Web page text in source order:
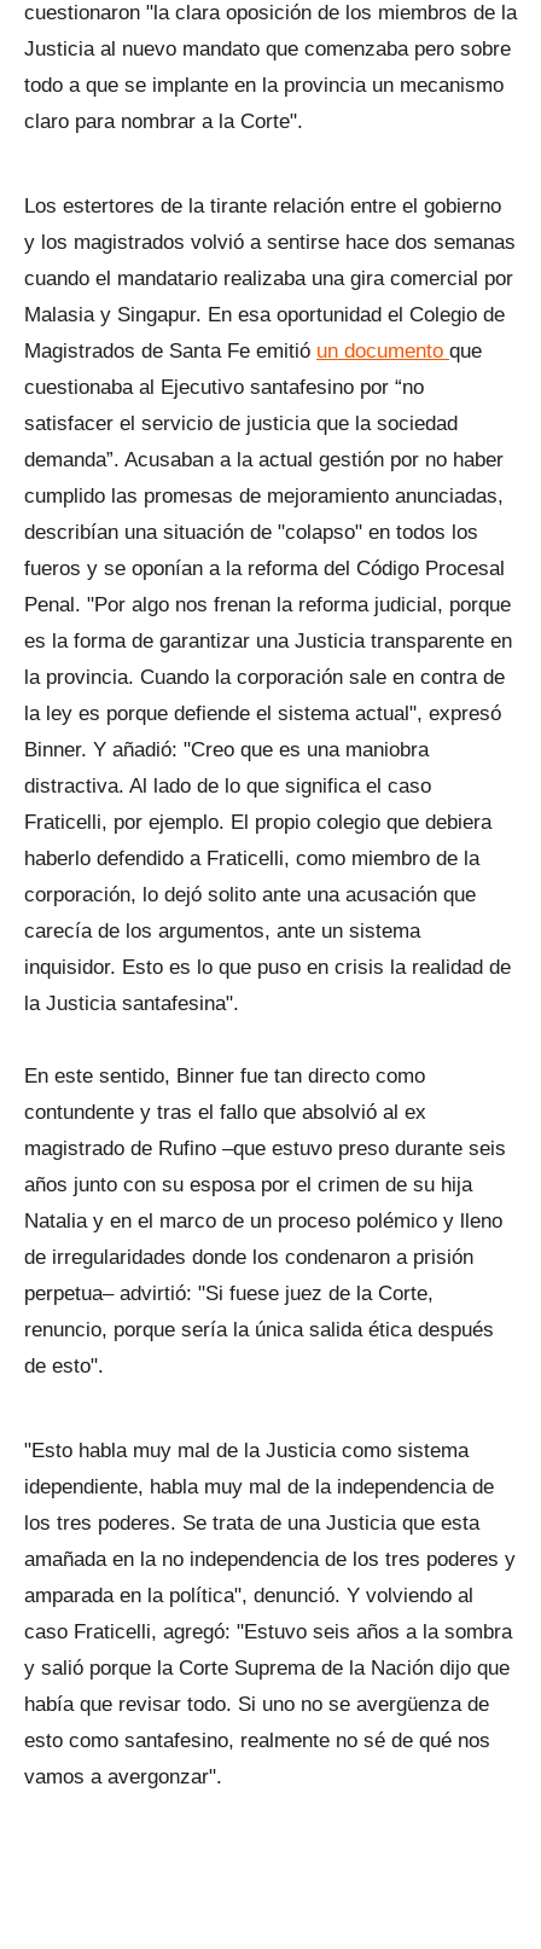
cuestionaron "la clara oposición de los miembros de la
Justicia al nuevo mandato que comenzaba pero sobre
todo a que se implante en la provincia un mecanismo
claro para nombrar a la Corte".
Los estertores de la tirante relación entre el gobierno
y los magistrados volvió a sentirse hace dos semanas
cuando el mandatario realizaba una gira comercial por
Malasia y Singapur. En esa oportunidad el Colegio de
Magistrados de Santa Fe emitió un documento que
cuestionaba al Ejecutivo santafesino por “no
satisfacer el servicio de justicia que la sociedad
demanda”. Acusaban a la actual gestión por no haber
cumplido las promesas de mejoramiento anunciadas,
describían una situación de "colapso" en todos los
fueros y se oponían a la reforma del Código Procesal
Penal. "Por algo nos frenan la reforma judicial, porque
es la forma de garantizar una Justicia transparente en
la provincia. Cuando la corporación sale en contra de
la ley es porque defiende el sistema actual", expresó
Binner. Y añadió: "Creo que es una maniobra
distractiva. Al lado de lo que significa el caso
Fraticelli, por ejemplo. El propio colegio que debiera
haberlo defendido a Fraticelli, como miembro de la
corporación, lo dejó solito ante una acusación que
carecía de los argumentos, ante un sistema
inquisidor. Esto es lo que puso en crisis la realidad de
la Justicia santafesina".
En este sentido, Binner fue tan directo como
contundente y tras el fallo que absolvió al ex
magistrado de Rufino –que estuvo preso durante seis
años junto con su esposa por el crimen de su hija
Natalia y en el marco de un proceso polémico y lleno
de irregularidades donde los condenaron a prisión
perpetua– advirtió: "Si fuese juez de la Corte,
renuncio, porque sería la única salida ética después
de esto".
"Esto habla muy mal de la Justicia como sistema
idependiente, habla muy mal de la independencia de
los tres poderes. Se trata de una Justicia que esta
amañada en la no independencia de los tres poderes y
amparada en la política", denunció. Y volviendo al
caso Fraticelli, agregó: "Estuvo seis años a la sombra
y salió porque la Corte Suprema de la Nación dijo que
había que revisar todo. Si uno no se avergüenza de
esto como santafesino, realmente no sé de qué nos
vamos a avergonzar".